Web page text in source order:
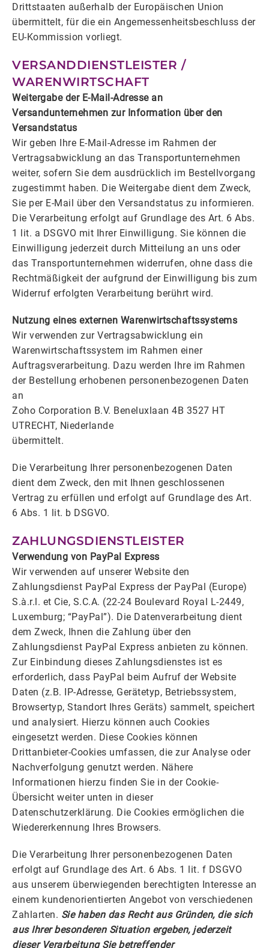
Drittstaaten außerhalb der Europäischen Union
übermittelt, für die ein Angemessenheitsbeschluss der
EU-Kommission vorliegt.
VERSANDDIENSTLEISTER /
WARENWIRTSCHAFT
Weitergabe der E-Mail-Adresse an
Versandunternehmen zur Information über den
Versandstatus
Wir geben Ihre E-Mail-Adresse im Rahmen der
Vertragsabwicklung an das Transportunternehmen
weiter, sofern Sie dem ausdrücklich im Bestellvorgang
zugestimmt haben. Die Weitergabe dient dem Zweck,
Sie per E-Mail über den Versandstatus zu informieren.
Die Verarbeitung erfolgt auf Grundlage des Art. 6 Abs.
1 lit. a DSGVO mit Ihrer Einwilligung. Sie können die
Einwilligung jederzeit durch Mitteilung an uns oder
das Transportunternehmen widerrufen, ohne dass die
Rechtmäßigkeit der aufgrund der Einwilligung bis zum
Widerruf erfolgten Verarbeitung berührt wird.
Nutzung eines externen Warenwirtschaftssystems
Wir verwenden zur Vertragsabwicklung ein
Warenwirtschaftssystem im Rahmen einer
Auftragsverarbeitung. Dazu werden Ihre im Rahmen
der Bestellung erhobenen personenbezogenen Daten
an
Zoho Corporation B.V. Beneluxlaan 4B 3527 HT
UTRECHT, Niederlande
übermittelt.
Die Verarbeitung Ihrer personenbezogenen Daten
dient dem Zweck, den mit Ihnen geschlossenen
Vertrag zu erfüllen und erfolgt auf Grundlage des Art.
6 Abs. 1 lit. b DSGVO.
ZAHLUNGSDIENSTLEISTER
Verwendung von PayPal Express
Wir verwenden auf unserer Website den
Zahlungsdienst PayPal Express der PayPal (Europe)
S.à.r.l. et Cie, S.C.A. (22-24 Boulevard Royal L-2449,
Luxemburg; “PayPal”). Die Datenverarbeitung dient
dem Zweck, Ihnen die Zahlung über den
Zahlungsdienst PayPal Express anbieten zu können.
Zur Einbindung dieses Zahlungsdienstes ist es
erforderlich, dass PayPal beim Aufruf der Website
Daten (z.B. IP-Adresse, Gerätetyp, Betriebssystem,
Browsertyp, Standort Ihres Geräts) sammelt, speichert
und analysiert. Hierzu können auch Cookies
eingesetzt werden. Diese Cookies können
Drittanbieter-Cookies umfassen, die zur Analyse oder
Nachverfolgung genutzt werden. Nähere
Informationen hierzu finden Sie in der Cookie-
Übersicht weiter unten in dieser
Datenschutzerklärung. Die Cookies ermöglichen die
Wiedererkennung Ihres Browsers.
Die Verarbeitung Ihrer personenbezogenen Daten
erfolgt auf Grundlage des Art. 6 Abs. 1 lit. f DSGVO
aus unserem überwiegenden berechtigten Interesse an
einem kundenorientierten Angebot von verschiedenen
Zahlarten. Sie haben das Recht aus Gründen, die sich
aus Ihrer besonderen Situation ergeben, jederzeit
dieser Verarbeitung Sie betreffender